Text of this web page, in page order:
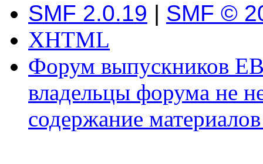
SMF 2.0.19 | SMF ©
XHTML
Форум выпускников
владельцы форума не
содержание